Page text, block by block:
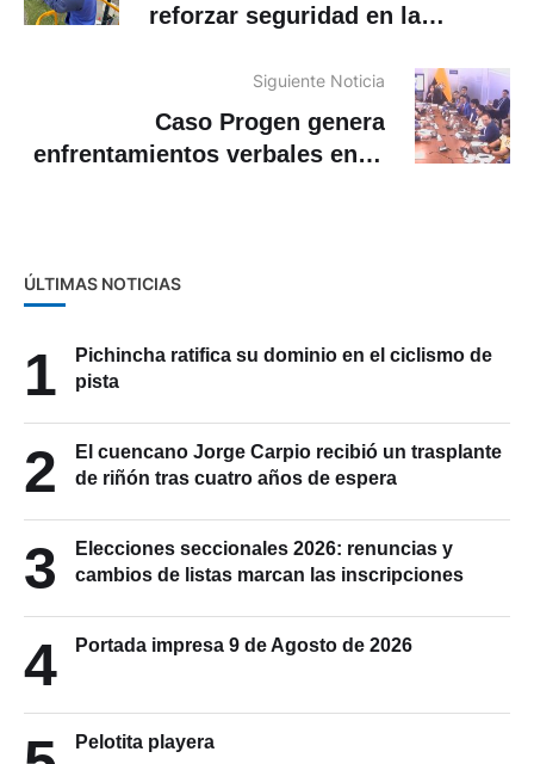
reforzar seguridad en la
Siguiente Noticia
Caso Progen genera
enfrentamientos verbales en la
ÚLTIMAS NOTICIAS
1
Pichincha ratifica su dominio en el ciclismo de
pista
2
El cuencano Jorge Carpio recibió un trasplante
de riñón tras cuatro años de espera
3
Elecciones seccionales 2026: renuncias y
cambios de listas marcan las inscripciones
4 Portada impresa 9 de Agosto de 2026
Pelotita playera